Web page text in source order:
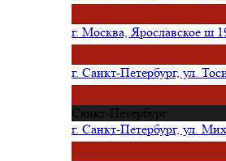
г. Москва, Ярославское ш
г. Санкт-Петербург, ул.
Санкт-Петербург
г. Санкт-Петербург, ул.